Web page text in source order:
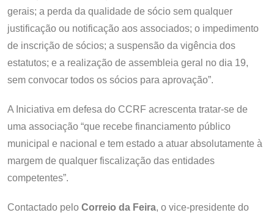
gerais; a perda da qualidade de sócio sem qualquer
justificação ou notificação aos associados; o impedimento
de inscrição de sócios; a suspensão da vigência dos
estatutos; e a realização de assembleia geral no dia 19,
sem convocar todos os sócios para aprovação”.
A Iniciativa em defesa do CCRF acrescenta tratar-se de
uma associação “que recebe financiamento público
municipal e nacional e tem estado a atuar absolutamente à
margem de qualquer fiscalização das entidades
competentes”.
Contactado pelo Correio da Feira, o vice-presidente do